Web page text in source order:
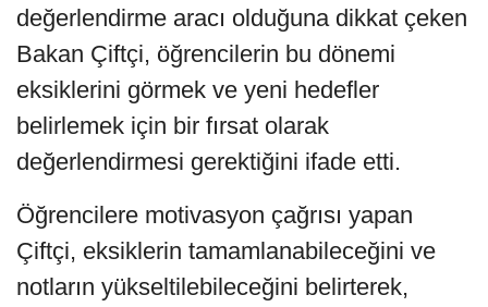
değerlendirme aracı olduğuna dikkat çeken
Bakan Çiftçi, öğrencilerin bu dönemi
eksiklerini görmek ve yeni hedefler
belirlemek için bir fırsat olarak
değerlendirmesi gerektiğini ifade etti.
Öğrencilere motivasyon çağrısı yapan
Çiftçi, eksiklerin tamamlanabileceğini ve
notların yükseltilebileceğini belirterek,